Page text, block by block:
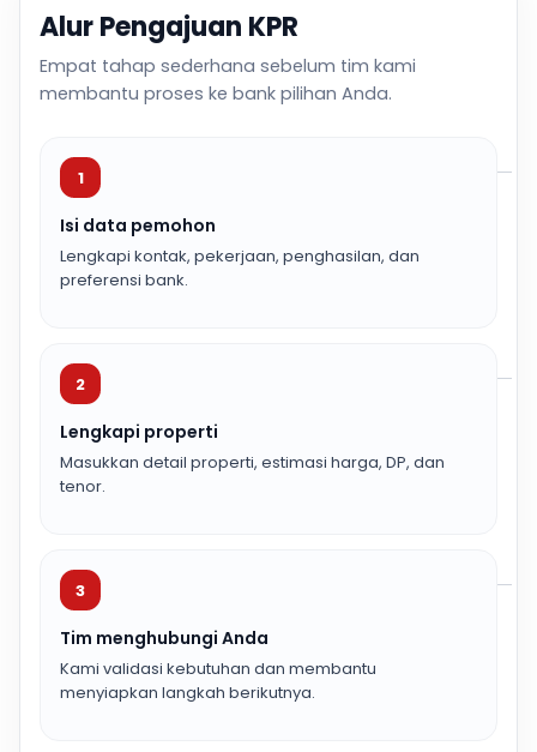
Alur Pengajuan KPR
Empat tahap sederhana sebelum tim kami
membantu proses ke bank pilihan Anda.
1
Isi data pemohon
Lengkapi kontak, pekerjaan, penghasilan, dan
preferensi bank.
2
Lengkapi properti
Masukkan detail properti, estimasi harga, DP, dan
tenor.
3
Tim menghubungi Anda
Kami validasi kebutuhan dan membantu
menyiapkan langkah berikutnya.